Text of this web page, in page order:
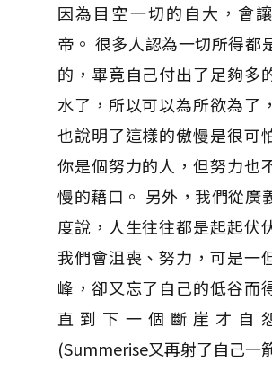
因為目空一切的自大，會
帝。 很多人認為一切所得都
的，畢竟自己付出了足夠多
水了，所以可以為所欲為了
也說明了這樣的傲慢是很可
你是個努力的人，但努力也
慢的藉口。 另外，我們從廣
度說，人生往往都是起起伏
我們會沮喪、努力，可是一
峰，卻又忘了自己的低谷而
直到下一個斷崖才自
(Summerise又再射了自己